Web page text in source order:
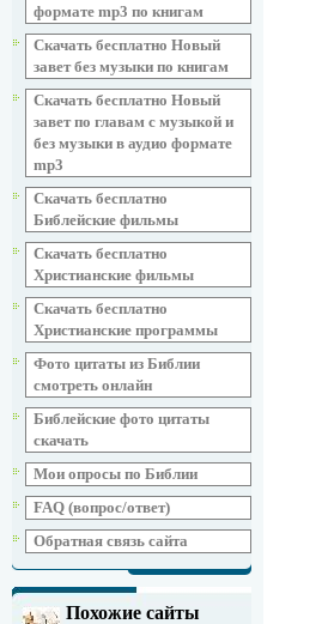
формате mp3 по книгам
Скачать бесплатно Новый
завет без музыки по книгам
Скачать бесплатно Новый
завет по главам с музыкой и
без музыки в аудио формате
mp3
Скачать бесплатно
Библейские фильмы
Скачать бесплатно
Христианские фильмы
Скачать бесплатно
Христианские программы
Фото цитаты из Библии
смотреть онлайн
Библейские фото цитаты
скачать
Мои опросы по Библии
FAQ (вопрос/ответ)
Обратная связь сайта
Похожие сайты